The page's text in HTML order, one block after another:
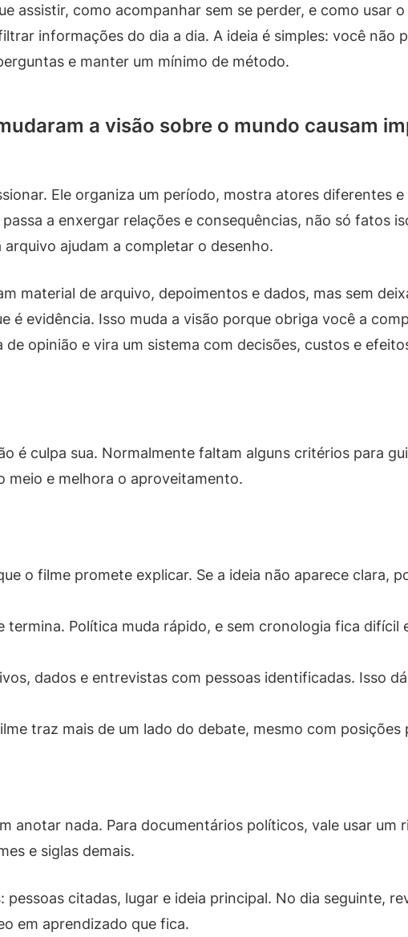
assistir, como acompanhar sem se perder, e como usar
informações do dia a dia. A ideia é simples: você não
e manter um mínimo de método.
a visão sobre o mundo causam
Ele organiza um período, mostra atores diferentes e
a enxergar relações e consequências, não só fatos
ajudam a completar o desenho.
material de arquivo, depoimentos e dados, mas sem
é evidência. Isso muda a visão porque obriga você a
opinião e vira um sistema com decisões, custos e
é culpa sua. Normalmente faltam alguns critérios para
meio e melhora o aproveitamento.
o filme promete explicar. Se a ideia não aparece clara,
termina. Política muda rápido, e sem cronologia fica difícil
dados e entrevistas com pessoas identificadas. Isso
traz mais de um lado do debate, mesmo com posições
anotar nada. Para documentários políticos, vale usar um
e siglas demais.
citadas, lugar e ideia principal. No dia seguinte,
em aprendizado que fica.